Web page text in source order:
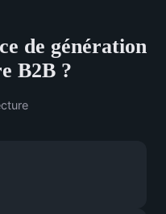
de génération
B2B ?